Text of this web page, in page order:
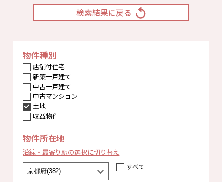
検索結果に戻る
物件種別
店舗付住宅
新築一戸建て
中古一戸建て
中古マンション
土地
収益物件
物件所在地
沿線・最寄り駅の選択に切り替え
すべて